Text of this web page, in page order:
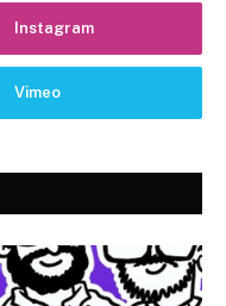
Instagram
Vimeo